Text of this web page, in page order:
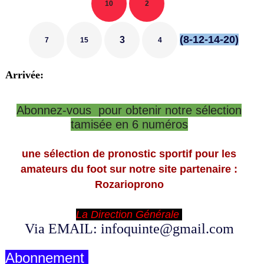
10 2
7 15 3 4 (8-12-14-20)
Arrivée:
Abonnez-vous pour obtenir notre sélection
tamisée en 6 numéros
une sélection de pronostic sportif pour les
amateurs du foot sur notre site partenaire :
Rozarioprono
La Direction Générale
Via EMAIL: infoquinte@gmail.com
Abonnement